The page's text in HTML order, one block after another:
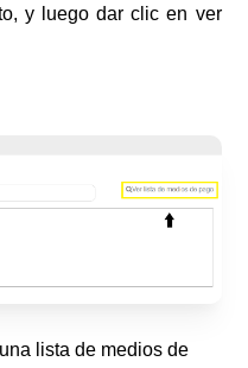
y luego dar clic en ver
lista de medios de